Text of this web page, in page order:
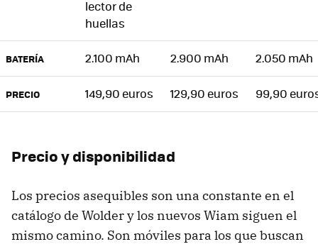
lector de
huellas
BATERÍA 2.100 mAh 2.900 mAh 2.050 mAh
PRECIO 149,90 euros 129,90 euros 99,90
Precio y disponibilidad
Los precios asequibles son una constante en el
catálogo de Wolder y los nuevos Wiam siguen el
mismo camino. Son móviles para los que buscan